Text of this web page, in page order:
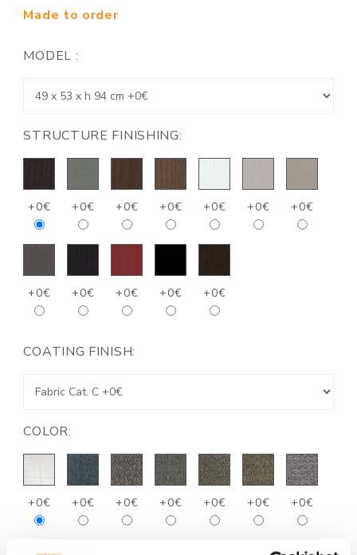
Made to order
MODEL :
STRUCTURE FINISHING:
+0€ +0€ +0€ +0€ +0€ +0€ +0€
+0€ +0€ +0€ +0€ +0€
COATING FINISH:
COLOR:
+0€ +0€ +0€ +0€ +0€ +0€ +0€